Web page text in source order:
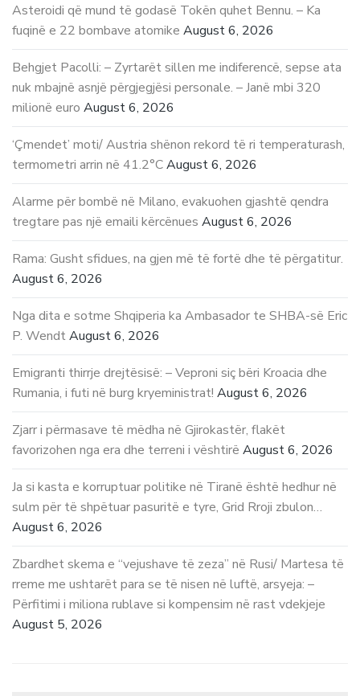
Asteroidi që mund të godasë Tokën quhet Bennu. – Ka
fuqinë e 22 bombave atomike August 6, 2026
Behgjet Pacolli: – Zyrtarët sillen me indiferencë, sepse ata
nuk mbajnë asnjë përgjegjësi personale. – Janë mbi 320
milionë euro August 6, 2026
‘Çmendet’ moti/ Austria shënon rekord të ri temperaturash,
termometri arrin në 41.2°CAugust 6, 2026
Alarme për bombë në Milano, evakuohen gjashtë qendra
tregtare pas një emaili kërcënues August 6, 2026
Rama: Gusht sfidues, na gjen më të fortë dhe të përgatitur.
August 6, 2026
Nga dita e sotme Shqiperia ka Ambasador te SHBA-së Eric
P. WendtAugust 6, 2026
Emigranti thirrje drejtësisë: – Veproni siç bëri Kroacia dhe
Rumania, i futi në burg kryeministrat! August 6, 2026
Zjarr i përmasave të mëdha në Gjirokastër, flakët
favorizohen nga era dhe terreni i vështirë August 6, 2026
Ja si kasta e korruptuar politike në Tiranë është hedhur në
sulm për të shpëtuar pasuritë e tyre, Grid Rroji zbulon…
August 6, 2026
Zbardhet skema e “vejushave të zeza” në Rusi/ Martesa të
rreme me ushtarët para se të nisen në luftë, arsyeja: –
Përfitimi i miliona rublave si kompensim në rast vdekjeje
August 5, 2026